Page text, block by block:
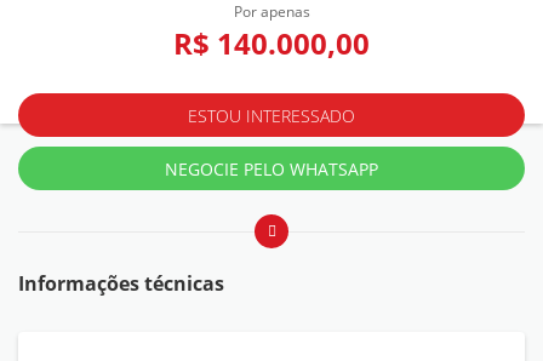
Por apenas
R$ 140.000,00
ESTOU INTERESSADO
NEGOCIE PELO WHATSAPP
Informações técnicas